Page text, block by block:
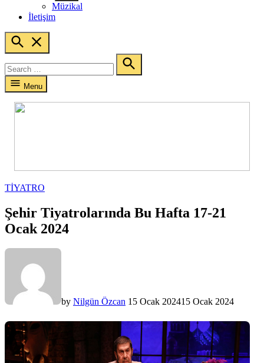
Müzikal
İletişim
Open
Search
for:
Search
Menu
POSTED
TIYATRO
Şehir Tiyatrolarında Bu Hafta 17-21
Ocak 2024
by Nilgün Özcan 15 Ocak 202415 Ocak 2024